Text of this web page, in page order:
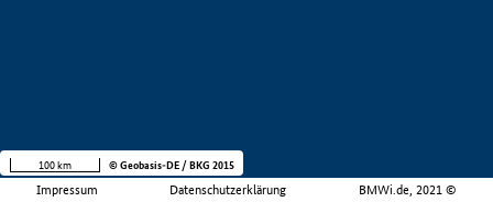
Impressum Datenschutzerklärung BMWi.de, 2021 ©
100 km © Geobasis-DE / BKG 2015